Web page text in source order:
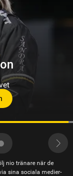
nio tränare när de
sina sociala medier-